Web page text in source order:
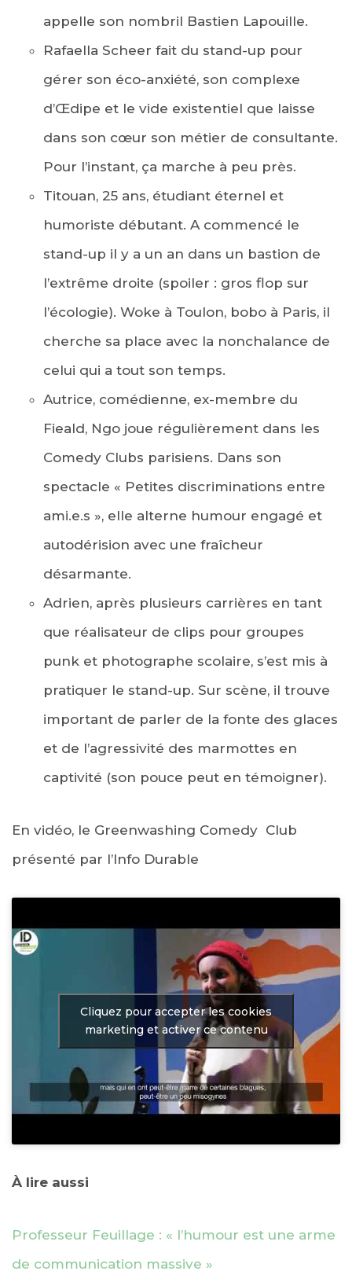
appelle son nombril Bastien Lapouille.
Rafaella Scheer fait du stand-up pour
gérer son éco-anxiété, son complexe
d’Œdipe et le vide existentiel que laisse
dans son cœur son métier de consultante.
Pour l’instant, ça marche à peu près.
Titouan, 25 ans, étudiant éternel et
humoriste débutant. A commencé le
stand-up il y a un an dans un bastion de
l’extrême droite (spoiler : gros flop sur
l’écologie). Woke à Toulon, bobo à Paris, il
cherche sa place avec la nonchalance de
celui qui a tout son temps.
Autrice, comédienne, ex-membre du
Fieald, Ngo joue régulièrement dans les
Comedy Clubs parisiens. Dans son
spectacle « Petites discriminations entre
ami.e.s », elle alterne humour engagé et
autodérision avec une fraîcheur
désarmante.
Adrien, après plusieurs carrières en tant
que réalisateur de clips pour groupes
punk et photographe scolaire, s’est mis à
pratiquer le stand-up. Sur scène, il trouve
important de parler de la fonte des glaces
et de l’agressivité des marmottes en
captivité (son pouce peut en témoigner).
En vidéo, le Greenwashing Comedy Club
présenté par l’Info Durable
Cliquez pour accepter les cookies
marketing et activer ce contenu
À lire aussi
Professeur Feuillage : « l’humour est une arme
de communication massive »